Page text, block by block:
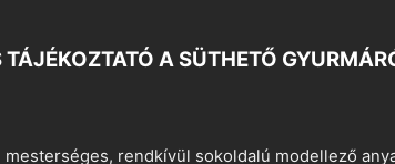
A SÜTHETŐ
rendkívül sokoldalú modellező